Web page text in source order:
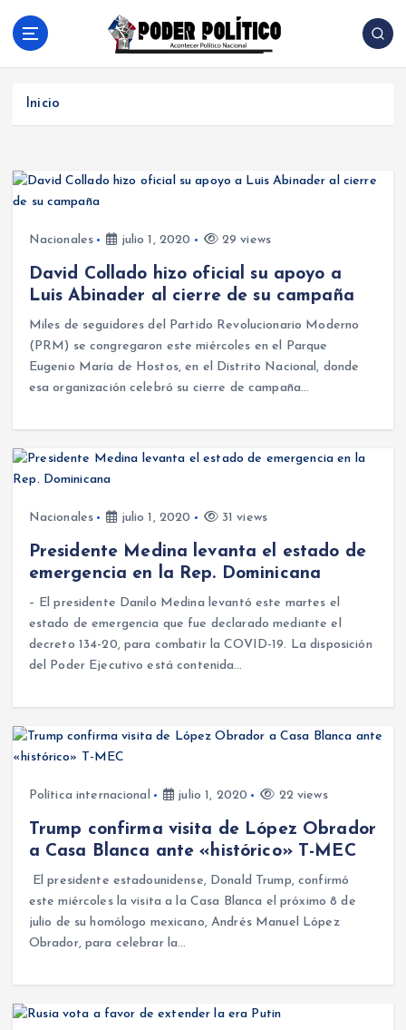
Acontecer Politico Nacional
Inicio
Nacionales julio 1, 2020 29 views
David Collado hizo oficial su apoyo a
Luis Abinader al cierre de su campaña
Miles de seguidores del Partido Revolucionario Moderno
(PRM) se congregaron este miércoles en el Parque
Eugenio María de Hostos, en el Distrito Nacional, donde
esa organización celebró su cierre de campaña…
Nacionales julio 1, 2020 31 views
Presidente Medina levanta el estado de
emergencia en la Rep. Dominicana
– El presidente Danilo Medina levantó este martes el
estado de emergencia que fue declarado mediante el
decreto 134-20, para combatir la COVID-19. La disposición
del Poder Ejecutivo está contenida…
Política internacional julio 1, 2020 22 views
Trump confirma visita de López Obrador
a Casa Blanca ante «histórico» T-MEC
El presidente estadounidense, Donald Trump, confirmó
este miércoles la visita a la Casa Blanca el próximo 8 de
julio de su homólogo mexicano, Andrés Manuel López
Obrador, para celebrar la…